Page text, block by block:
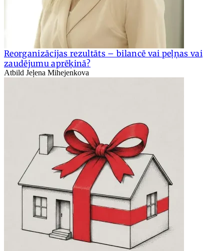
Reorganizācijas rezultāts – bilancē vai peļņas vai
zaudējumu aprēķinā?
Atbild Jeļena Mihejenkova